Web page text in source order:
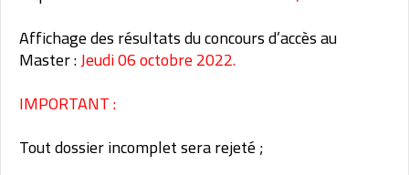
Affichage des résultats du concours d’accès au
Master :Jeudi 06 octobre 2022.
IMPORTANT :
Tout dossier incomplet sera rejeté ;